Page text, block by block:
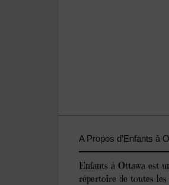
A Propos d’Enfants à
Enfants à Ottawa est
répertoire de toutes les